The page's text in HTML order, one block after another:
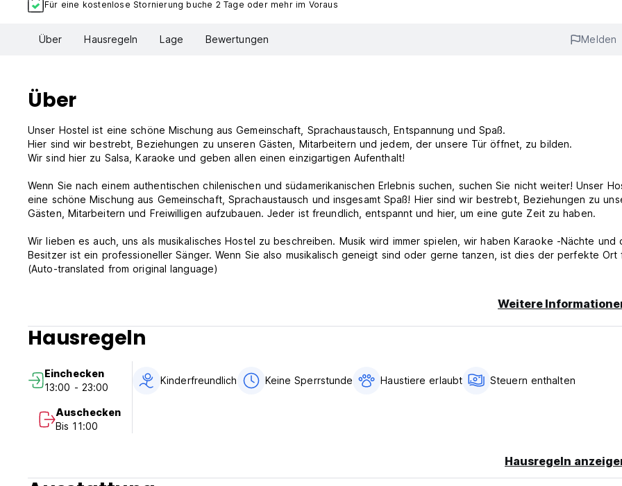
Für eine kostenlose Stornierung buche 2 Tage oder mehr im Voraus
Über Hausregeln Lage Bewertungen Melden
Über
Unser Hostel ist eine schöne Mischung aus Gemeinschaft, Sprachaustausch, Entspannung und Spaß.
Hier sind wir bestrebt, Beziehungen zu unseren Gästen, Mitarbeitern und jedem, der unsere Tür öffnet, zu bilden.
Wir sind hier zu Salsa, Karaoke und geben allen einen einzigartigen Aufenthalt!
Wenn Sie nach einem authentischen chilenischen und südamerikanischen Erlebnis suchen, suchen Sie nicht weiter! Unser
eine schöne Mischung aus Gemeinschaft, Sprachaustausch und insgesamt Spaß! Hier sind wir bestrebt, Beziehungen zu
Gästen, Mitarbeitern und Freiwilligen aufzubauen. Jeder ist freundlich, entspannt und hier, um eine gute Zeit zu haben.
Wir lieben es auch, uns als musikalisches Hostel zu beschreiben. Musik wird immer spielen, wir haben Karaoke -Nächte und
Besitzer ist ein professioneller Sänger. Wenn Sie also musikalisch geneigt sind oder gerne tanzen, ist dies der perfekte Ort
(Auto-translated from original language)
Weitere
Hausregeln
Einchecken
13:00 - 23:00
Auschecken
Bis 11:00
Kinderfreundlich Keine Sperrstunde Haustiere erlaubt Steuern enthalten
Hausregeln